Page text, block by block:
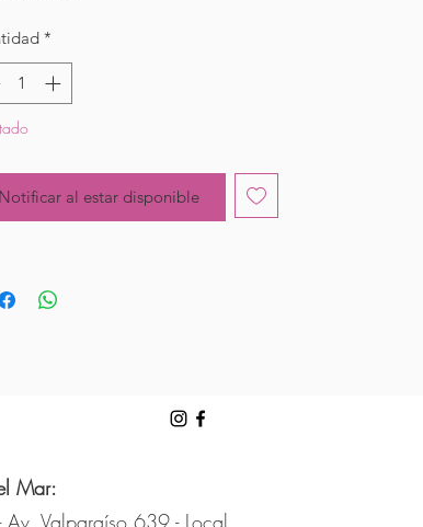
*
Notificar al estar disponible
Mar:
Valparaíso 639 - Local